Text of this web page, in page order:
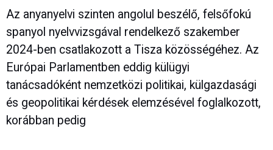
Az anyanyelvi szinten angolul beszélő, felsőfokú
spanyol nyelvvizsgával rendelkező szakember
2024-ben csatlakozott a Tisza közösségéhez. Az
Európai Parlamentben eddig külügyi
tanácsadóként nemzetközi politikai, külgazdasági
és geopolitikai kérdések elemzésével foglalkozott,
korábban pedig